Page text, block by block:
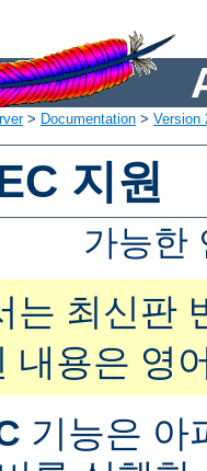
> Documentation > Version
지원
가능한
는 최신판
내용은 영
기능은 아